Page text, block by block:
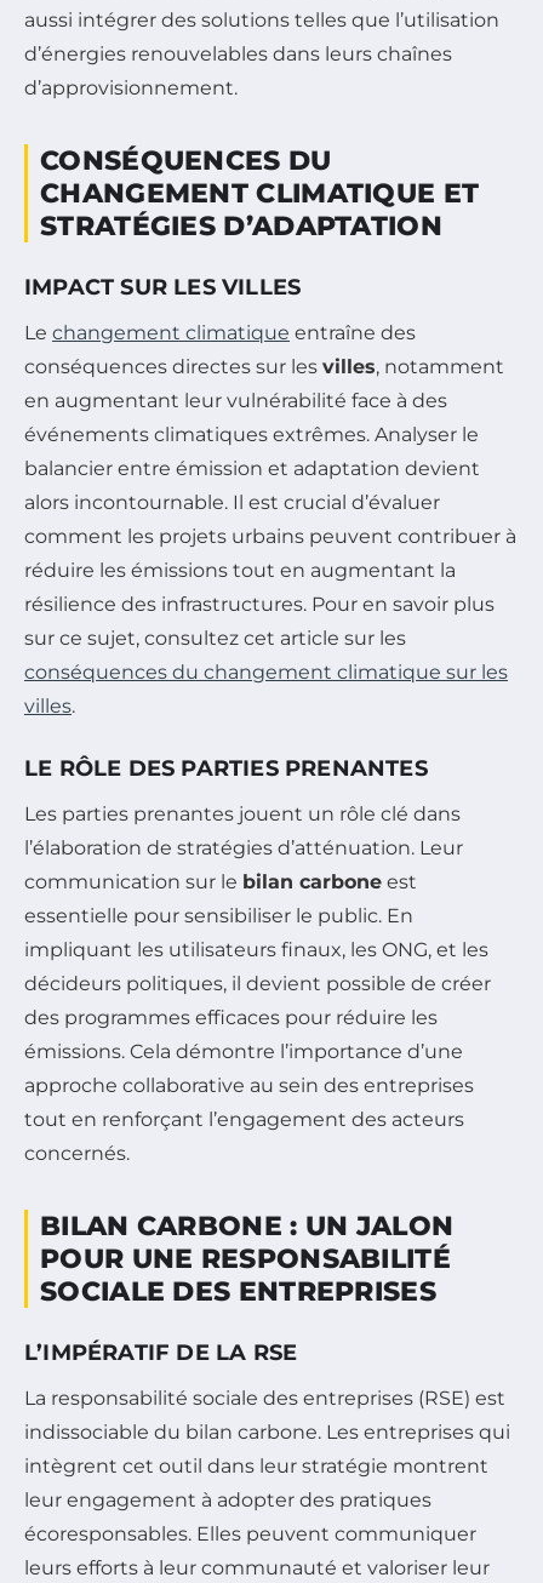
aussi intégrer des solutions telles que l’utilisation
d’énergies renouvelables dans leurs chaînes
d’approvisionnement.
CONSÉQUENCES DU
CHANGEMENT CLIMATIQUE ET
STRATÉGIES D’ADAPTATION
IMPACT SUR LES VILLES
Le changement climatique entraîne des
conséquences directes sur les villes, notamment
en augmentant leur vulnérabilité face à des
événements climatiques extrêmes. Analyser le
balancier entre émission et adaptation devient
alors incontournable. Il est crucial d’évaluer
comment les projets urbains peuvent contribuer à
réduire les émissions tout en augmentant la
résilience des infrastructures. Pour en savoir plus
sur ce sujet, consultez cet article sur les
conséquences du changement climatique sur les
villes.
LE RÔLE DES PARTIES PRENANTES
Les parties prenantes jouent un rôle clé dans
l’élaboration de stratégies d’atténuation. Leur
communication sur le bilan carbone est
essentielle pour sensibiliser le public. En
impliquant les utilisateurs finaux, les ONG, et les
décideurs politiques, il devient possible de créer
des programmes efficaces pour réduire les
émissions. Cela démontre l’importance d’une
approche collaborative au sein des entreprises
tout en renforçant l’engagement des acteurs
concernés.
BILAN CARBONE : UN JALON
POUR UNE RESPONSABILITÉ
SOCIALE DES ENTREPRISES
L’IMPÉRATIF DE LA RSE
La responsabilité sociale des entreprises (RSE) est
indissociable du bilan carbone. Les entreprises qui
intègrent cet outil dans leur stratégie montrent
leur engagement à adopter des pratiques
écoresponsables. Elles peuvent communiquer
leurs efforts à leur communauté et valoriser leur